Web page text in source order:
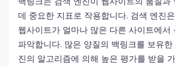
데 중요한 지표로 작용합니다. 검색 엔진
웹사이트가 얼마나 많은 다른 사이트에서
파악합니다. 많은 양질의 백링크를 보유
진의 알고리즘에 의해 높은 평가를 받을